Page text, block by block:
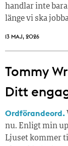
handlar inte
länge vi ska
13 MAJ, 2026
Tommy
Ditt
Ordförandeord.
nu. Enligt min
Ljuset kommer